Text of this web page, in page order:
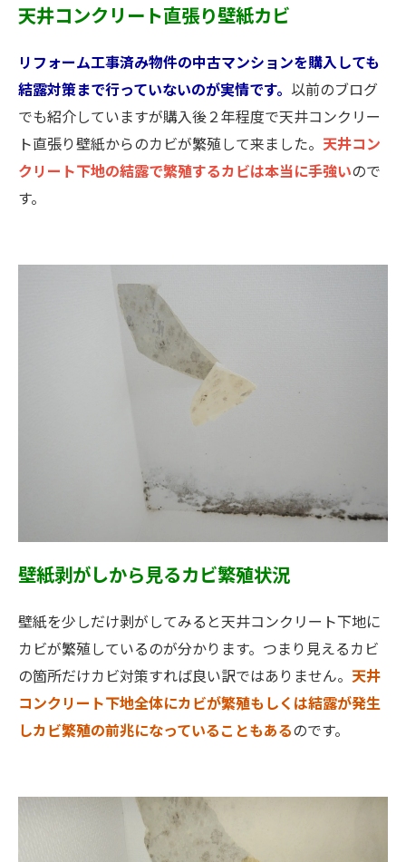
天井コンクリート直張り壁紙カビ
リフォーム工事済み物件の中古マンションを購入しても
結露対策まで行っていないのが実情です。 以前のブログ
でも紹介していますが購入後２年程度で天井コンクリー
ト直張り壁紙からのカビが繁殖して来ました。 天井コン
クリート下地の結露で繁殖するカビは本当に手強いので
す。
壁紙剥がしから見るカビ繁殖状況
壁紙を少しだけ剥がしてみると天井コンクリート下地に
カビが繁殖しているのが分かります。つまり見えるカビ
の箇所だけカビ対策すれば良い訳ではありません。 天井
コンクリート下地全体にカビが繁殖もしくは結露が発生
しカビ繁殖の前兆になっていることもあるのです。